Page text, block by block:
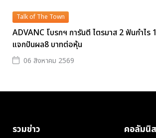
Talk of The Town
ADVANC โบรกฯ การันตี ไตรมาส 2 ฟันกำไร
แจกปันผล8 บาทต่อหุ้น
06 สิงหาคม 2569
รวมข่าว คอลัมนิ